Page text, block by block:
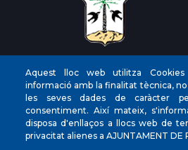
CIF
‎P0704300C
Direccions
Plaça de la Vila, 17
Telèfon (+34) 971 647221
Fax
(+34) 971 168265
Aquest lloc web utilitza Cookies
informació amb la finalitat tècnica,
les seves dades de caràcter
consentiment. Així mateix,
disposa d'enllaços a llocs web de
privacitat alienes a AJUNTAMENT DE